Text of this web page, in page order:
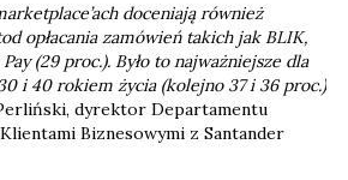
doceniają również
opłacania zamówień takich jak BLIK,
(29 proc.). Było to najważniejsze dla
i 40 rokiem życia (kolejno 37 i 36 proc.)
dyrektor Departamentu
Biznesowymi z Santander